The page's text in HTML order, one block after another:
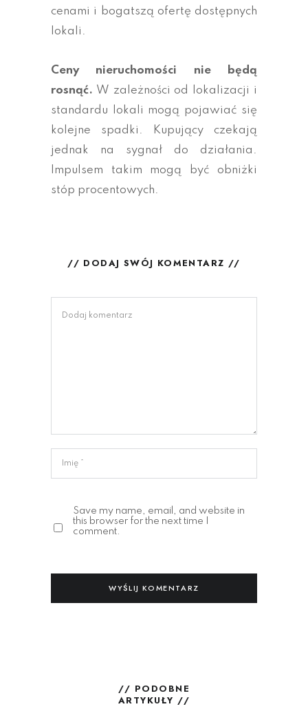
cenami i bogatszą ofertę dostępnych
lokali.
Ceny nieruchomości nie będą
rosnąć. W zależności od lokalizacji i
standardu lokali mogą pojawiać się
kolejne spadki. Kupujący czekają
jednak na sygnał do działania.
Impulsem takim mogą być obniżki
stóp procentowych.
// DODAJ SWÓJ KOMENTARZ //
Save my name, email, and website in
this browser for the next time I
comment.
// PODOBNE
ARTYKUŁY //